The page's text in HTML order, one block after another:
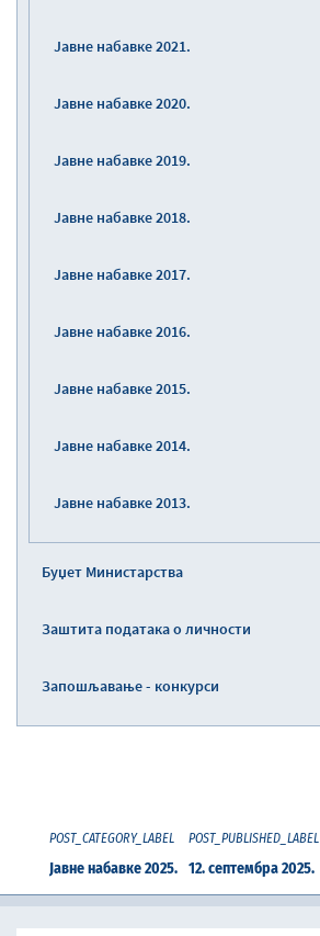
Јавне набавке 2021.
Јавне набавке 2020.
Јавне набавке 2019.
Јавне набавке 2018.
Јавне набавке 2017.
Јавне набавке 2016.
Јавне набавке 2015.
Јавне набавке 2014.
Јавне набавке 2013.
Буџет Министарства
Заштита података о личности
Запошљавање - конкурси
POST_CATEGORY_LABEL
Јавне набавке 2025.
POST_PUBLISHED_LABEL
12. септембра 2025.